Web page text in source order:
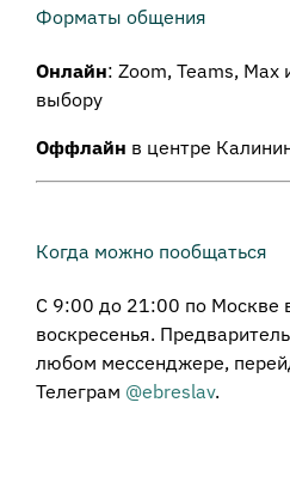
Форматы общения
Онлайн: Zoom, Teams,
выбору
Оффлайн в центре
Когда можно пообщаться
С 9:00 до 21:00 по Москве
воскресенья.
любом мессенджере,
Телеграм @ebreslav.